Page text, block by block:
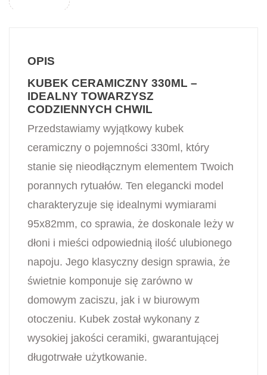
OPIS
KUBEK CERAMICZNY 330ML –
IDEALNY TOWARZYSZ
CODZIENNYCH CHWIL
Przedstawiamy wyjątkowy kubek
ceramiczny o pojemności 330ml, który
stanie się nieodłącznym elementem Twoich
porannych rytuałów. Ten elegancki model
charakteryzuje się idealnymi wymiarami
95x82mm, co sprawia, że doskonale leży w
dłoni i mieści odpowiednią ilość ulubionego
napoju. Jego klasyczny design sprawia, że
świetnie komponuje się zarówno w
domowym zaciszu, jak i w biurowym
otoczeniu. Kubek został wykonany z
wysokiej jakości ceramiki, gwarantującej
długotrwałe użytkowanie.